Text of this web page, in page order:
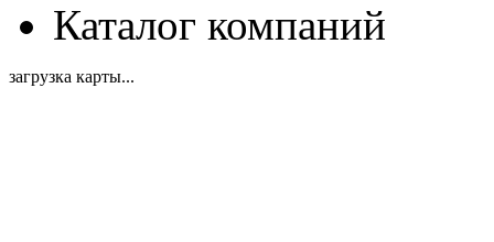
Каталог компаний
загрузка карты...